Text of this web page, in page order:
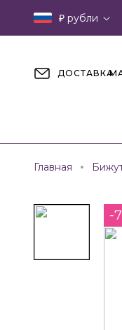
₽ рубли
ДОСТАВКА
Главная
-